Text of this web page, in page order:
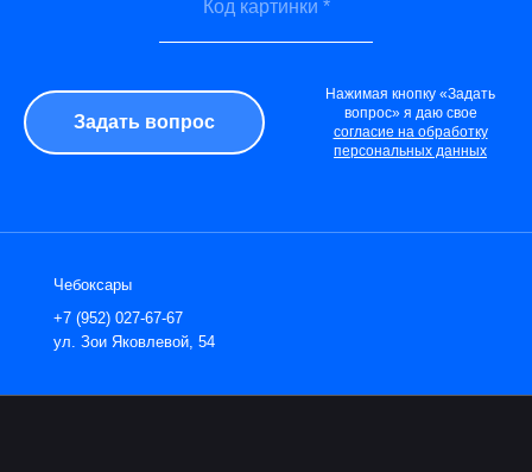
Нажимая кнопку «Задать
вопрос» я даю свое
согласие на обработку
персональных данных
Чебоксары
+7 (952) 027-67-67
ул. Зои Яковлевой, 54